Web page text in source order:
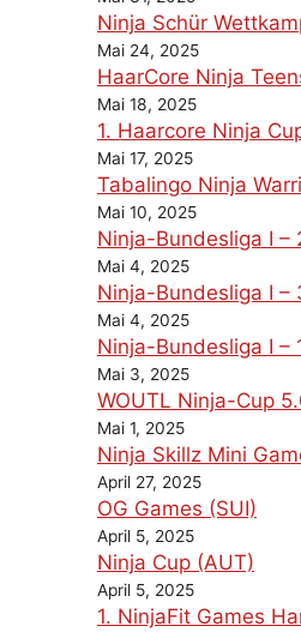
Ninja Schür
Mai 24, 2025
HaarCore Ninja
Mai 18, 2025
1. Haarcore Ninja
Mai 17, 2025
Tabalingo Ninja
Mai 10, 2025
Ninja-Bundesliga I –
Mai 4, 2025
Ninja-Bundesliga I –
Mai 4, 2025
Ninja-Bundesliga I –
Mai 3, 2025
WOUTL Ninja-Cup
Mai 1, 2025
Ninja Skillz Mini
April 27, 2025
OG Games (SUI)
April 5, 2025
Ninja Cup (AUT)
April 5, 2025
1. NinjaFit Games